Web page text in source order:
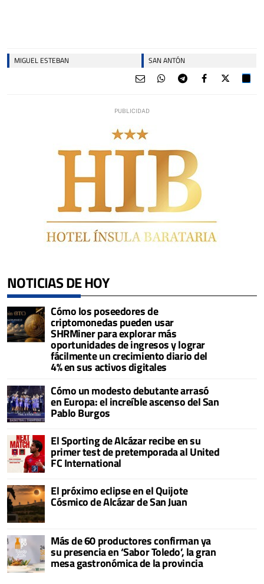
MIGUEL ESTEBAN SAN ANTÓN
NOTICIAS DE HOY
Cómo los poseedores de
criptomonedas pueden usar
SHRMiner para explorar más
oportunidades de ingresos y lograr
fácilmente un crecimiento diario del
4% en sus activos digitales
Cómo un modesto debutante arrasó
en Europa: el increíble ascenso del San
Pablo Burgos
El Sporting de Alcázar recibe en su
primer test de pretemporada al United
FC International
El próximo eclipse en el Quijote
Cósmico de Alcázar de San Juan
Más de 60 productores confirman ya
su presencia en ‘Sabor Toledo’, la gran
mesa gastronómica de la provincia